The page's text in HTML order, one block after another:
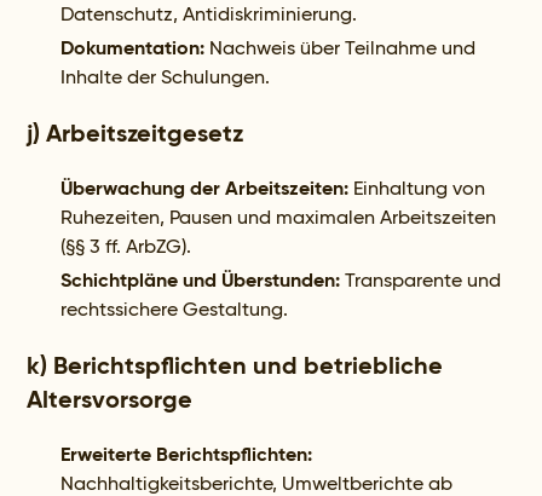
Datenschutz, Antidiskriminierung.
Dokumentation: Nachweis über Teilnahme und
Inhalte der Schulungen.
j) Arbeitszeitgesetz
Überwachung der Arbeitszeiten: Einhaltung von
Ruhezeiten, Pausen und maximalen Arbeitszeiten
(§§ 3 ff. ArbZG).
Schichtpläne und Überstunden: Transparente und
rechtssichere Gestaltung.
k) Berichtspflichten und betriebliche
Altersvorsorge
Erweiterte Berichtspflichten:
Nachhaltigkeitsberichte, Umweltberichte ab